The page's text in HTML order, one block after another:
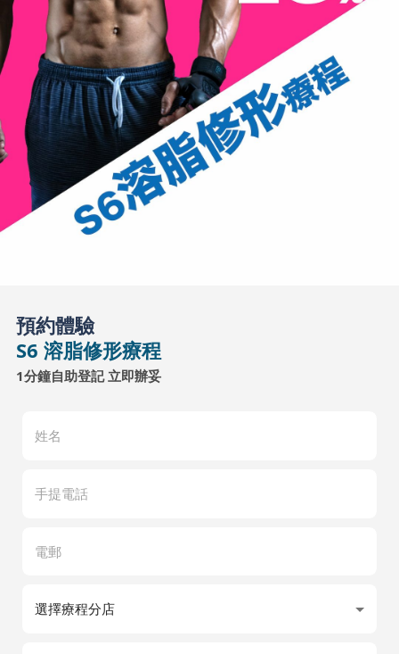
預約體驗
S6 溶脂修形療程
1分鐘自助登記 立即辦妥